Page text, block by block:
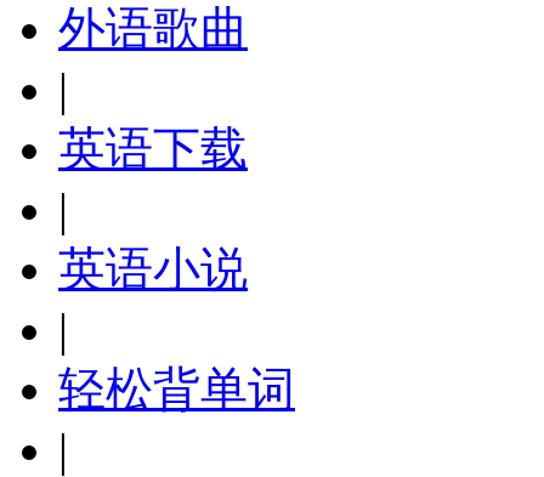
外语歌曲
|
英语下载
|
英语小说
|
轻松背单词
|